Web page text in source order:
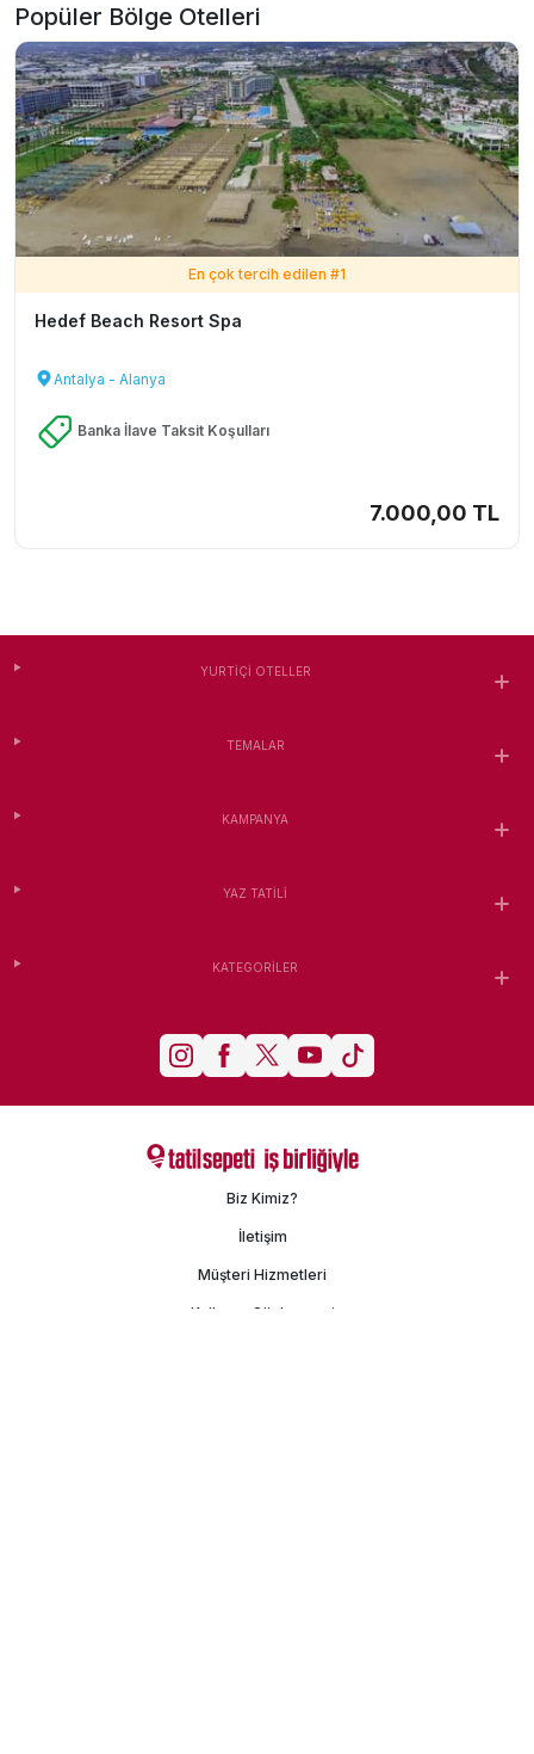
Popüler Bölge Otelleri
En çok tercih edilen #1
Hedef Beach Resort Spa
Antalya - Alanya
Banka İlave Taksit Koşulları
7.000,00 TL
YURTIÇI OTELLER
TEMALAR
KAMPANYA
YAZ TATILI
KATEGORILER
Biz Kimiz?
İletişim
Müşteri Hizmetleri
Kullanım Sözleşmesi